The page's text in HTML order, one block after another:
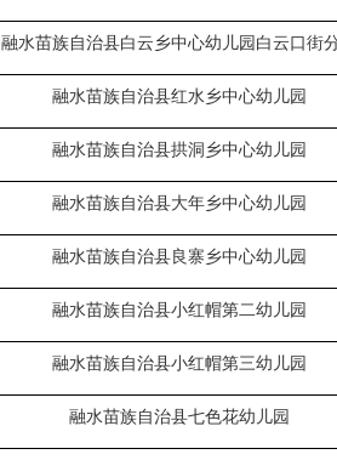
融水苗族自治县白云乡中心幼儿园白云口街
融水苗族自治县红水乡中心幼儿园
融水苗族自治县拱洞乡中心幼儿园
融水苗族自治县大年乡中心幼儿园
融水苗族自治县良寨乡中心幼儿园
融水苗族自治县小红帽第二幼儿园
融水苗族自治县小红帽第三幼儿园
融水苗族自治县七色花幼儿园